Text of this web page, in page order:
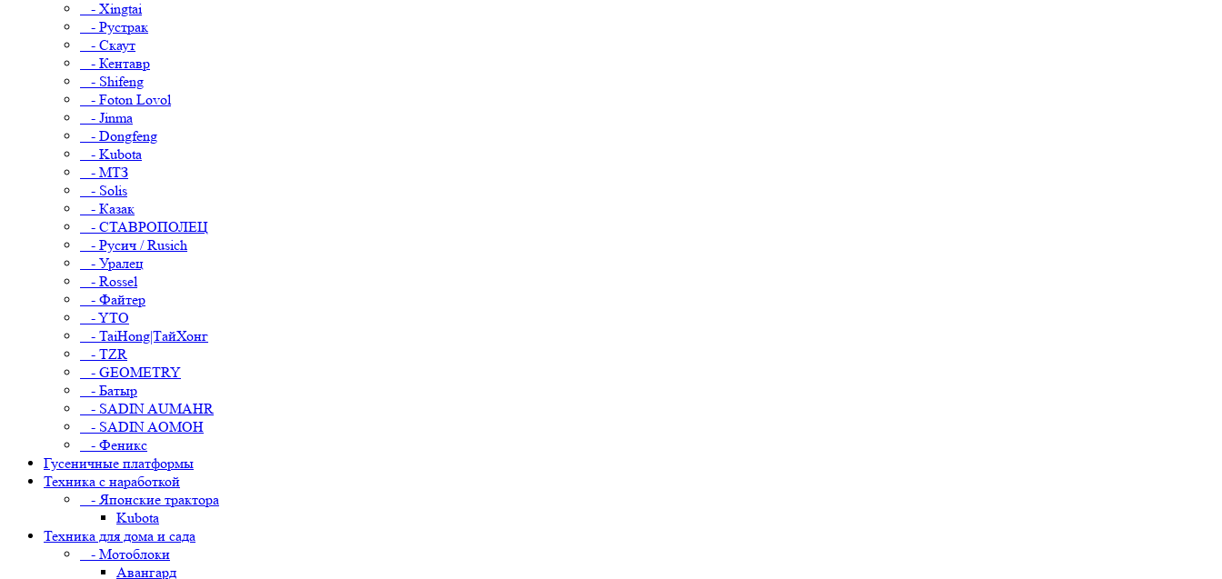
- Xingtai
- Рустрак
- Скаут
- Кентавр
- Shifeng
- Foton Lovol
- Jinma
- Dongfeng
- Kubota
- МТЗ
- Solis
- Казак
- СТАВРОПОЛЕЦ
- Русич / Rusich
- Уралец
- Rossel
- Файтер
- YTO
- TaiHong|ТайХонг
- TZR
- GEOMETRY
- Батыр
- SADIN AUMAHR
- SADIN AOMOH
- Феникс
Гусеничные платформы
Техника с наработкой
- Японские трактора
Kubota
Техника для дома и сада
- Мотоблоки
Авангард